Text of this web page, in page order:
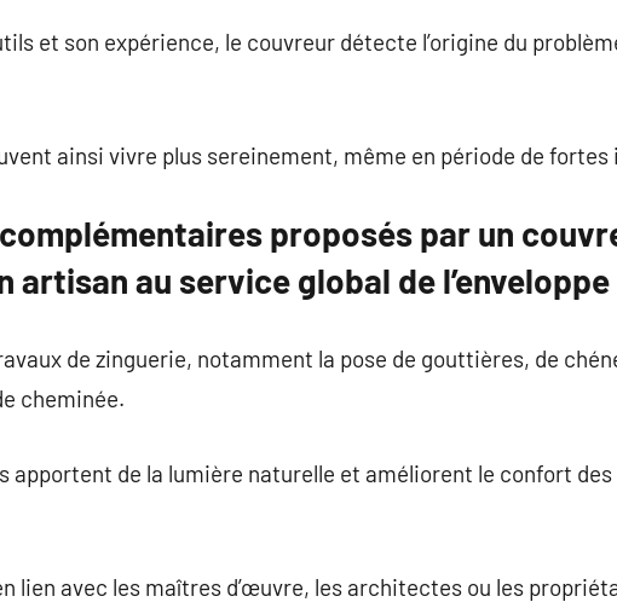
et son expérience, le couvreur détecte l’origine du
ainsi vivre plus sereinement, même en période de
proposés par un
artisan au service global de
de zinguerie, notamment la pose de gouttières, de
cheminée.
apportent de la lumière naturelle et améliorent le confort
lien avec les maîtres d’œuvre, les architectes ou les